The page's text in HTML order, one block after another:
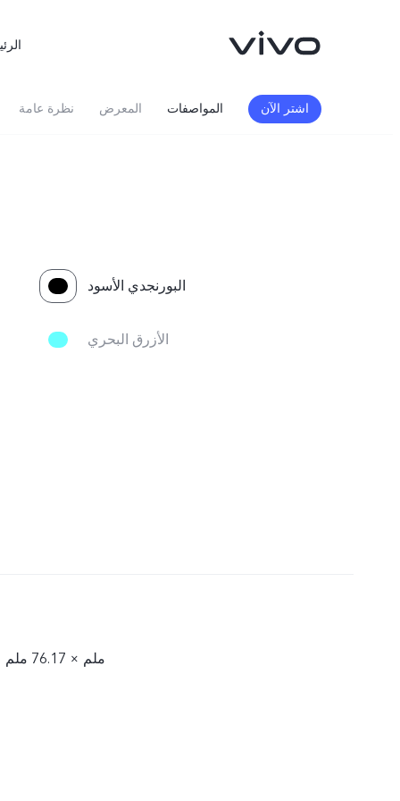
X300 FE جديد
نظرة عامة المعرض المواصفات اشتر الآن
البورنجدي الأسود
الأزرق البحري
164.06 ملم × 76.17 ملم × 8.07 ملم